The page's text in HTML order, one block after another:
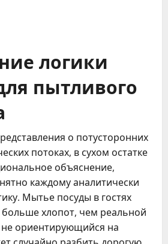
логики
пытливого
о потусторонних
потоках, в сухом остатке
объяснение,
каждому аналитически
Мытье посуды в гостях
больше хлопот, чем реальной
ориентирующийся на